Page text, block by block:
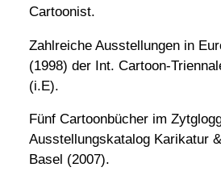
Cartoonist.
Zahlreiche Ausstellungen in
(1998) der Int. Cartoon-
(i.E).
Fünf Cartoonbücher im
Ausstellungskatalog Karikatur
Basel (2007).